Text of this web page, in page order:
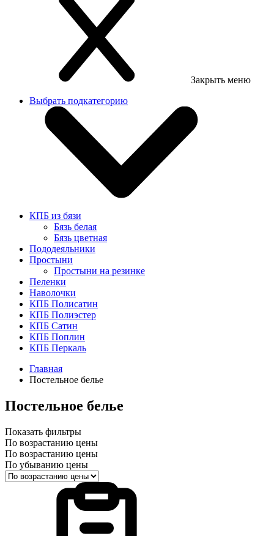
Закрыть меню
Выбрать подкатегорию
КПБ из бязи
Бязь белая
Бязь цветная
Пододеяльники
Простыни
Простыни на резинке
Пеленки
Наволочки
КПБ Полисатин
КПБ Полиэстер
КПБ Сатин
КПБ Поплин
КПБ Перкаль
Главная
Постельное белье
Постельное белье
Показать фильтры
По возрастанию цены
По возрастанию цены
По убыванию цены